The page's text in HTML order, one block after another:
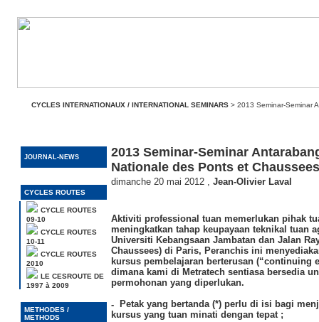
CYCLES INTERNATIONAUX / INTERNATIONAL SEMINARS > 2013 Seminar-Seminar
JOURNAL-NEWS
CYCLES ROUTES
CYCLE ROUTES
09-10
CYCLE ROUTES
10-11
CYCLE ROUTES
2010
LE CESROUTE DE
1997 à 2009
METHODES /
METHODS
2013 Seminar-Seminar
Nationale des Ponts et
dimanche 20 mai 2012 , Jean-Olivier Laval
Aktiviti professional tuan memerlukan pihak
meningkatkan tahap keupayaan teknikal tuan
Universiti Kebangsaan Jambatan dan Jalan
Chaussees) di Paris, Peranchis ini
kursus pembelajaran berterusan (“continuing
dimana kami di Metratech sentiasa bersedia
permohonan yang diperlukan.
Petak yang bertanda (*) perlu di isi bagi
kursus yang tuan minati dengan tepat ;